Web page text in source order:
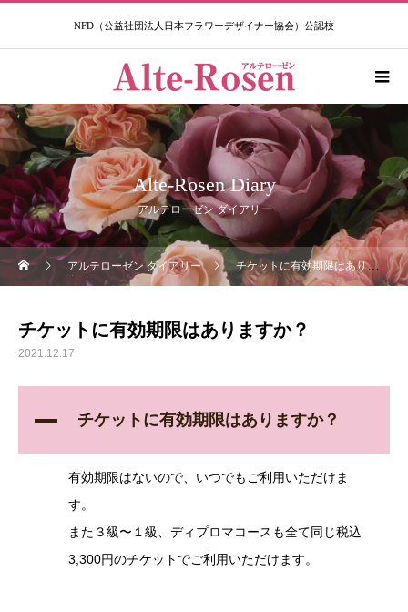
NFD（公益社団法人日本フラワーデザイナー協会）公認校​
Alte-Rosen Diary
アルテローゼン ダイアリー
アルテローゼン ダイアリー チケットに有効期限はありますか？
チケットに有効期限はありますか？
2021.12.17
A チケットに有効期限はありますか？
有効期限はないので、いつでもご利用いただけま
す。
また３級〜１級、ディプロマコースも全て同じ税込
3,300円のチケットでご利用いただけます。